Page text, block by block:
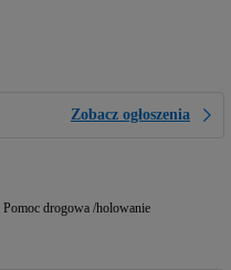
Zobacz ogłoszenia
Pomoc drogowa /holowanie